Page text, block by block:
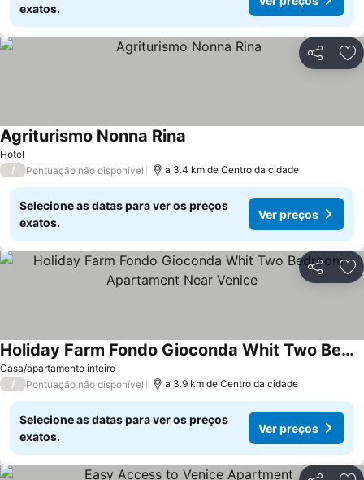
exatos.
Partilhar
Hotel
Agriturismo Nonna Rina
/ Pontuação não disponível a 3.4 km de Centro da cidade
Selecione as datas para ver os preços
exatos.
Ver preços
Partilhar
Casa/apartamento inteiro
Holiday Farm Fondo Gioconda Whit Two Bedroom Apartament Near Venice
/ Pontuação não disponível a 3.9 km de Centro da cidade
Selecione as datas para ver os preços
exatos.
Ver preços